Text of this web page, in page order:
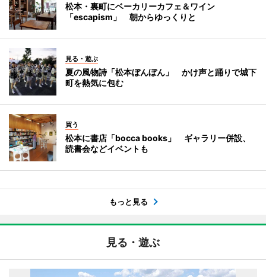
松本・裏町にベーカリーカフェ＆ワイン
「escapism」 朝からゆっくりと
見る・遊ぶ
夏の風物詩「松本ぼんぼん」 かけ声と踊りで城下
町を熱気に包む
買う
松本に書店「bocca books」 ギャラリー併設、
読書会などイベントも
もっと見る
見る・遊ぶ